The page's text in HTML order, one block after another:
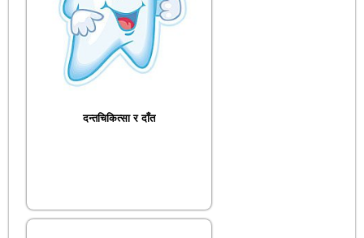
दन्तचिकित्सा र दाँत